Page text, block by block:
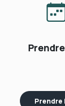
Prendre
Prendre